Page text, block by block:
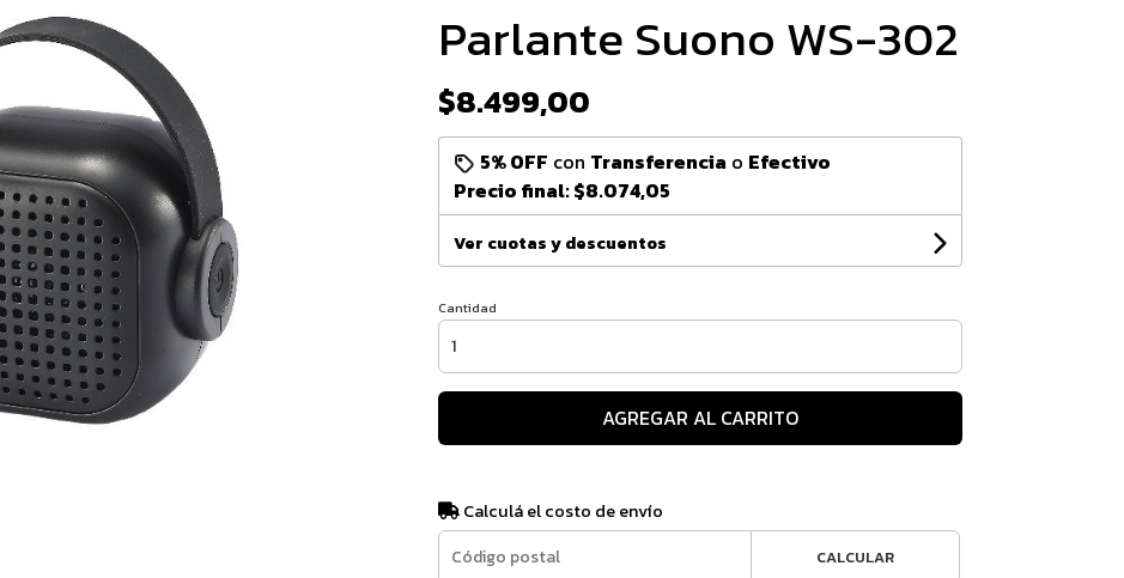
Parlante Suono WS-302
$8.499,00
5% OFF con Transferencia o Efectivo
Precio final:$8.074,05
Ver cuotas y descuentos
Cantidad
AGREGAR AL CARRITO
Calculá el costo de envío
CALCULAR